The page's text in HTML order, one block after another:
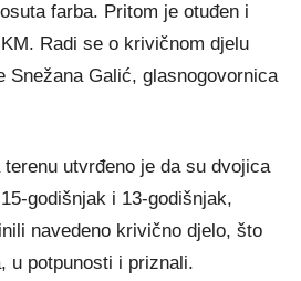
farba. Pritom je otuđen i
Radi se o krivičnom djelu
Snežana Galić, glasnogovornica
utvrđeno je da su dvojica
godišnjak i 13-godišnjak,
navedeno krivično djelo, što
u potpunosti i priznali.